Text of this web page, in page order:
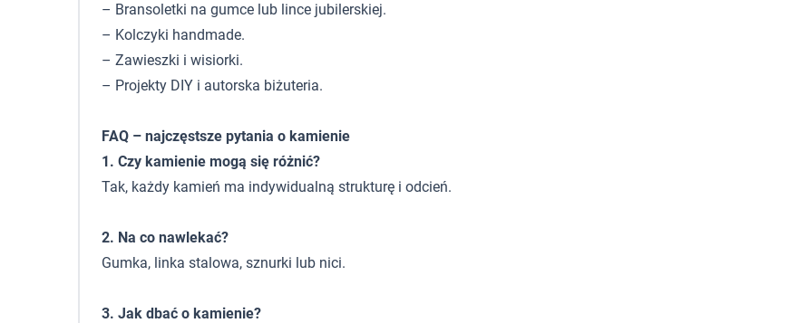
– Bransoletki na gumce lub lince jubilerskiej.
– Kolczyki handmade.
– Zawieszki i wisiorki.
– Projekty DIY i autorska biżuteria.
FAQ – najczęstsze pytania o kamienie
1. Czy kamienie mogą się różnić?
Tak, każdy kamień ma indywidualną strukturę i odcień.
2. Na co nawlekać?
Gumka, linka stalowa, sznurki lub nici.
3. Jak dbać o kamienie?